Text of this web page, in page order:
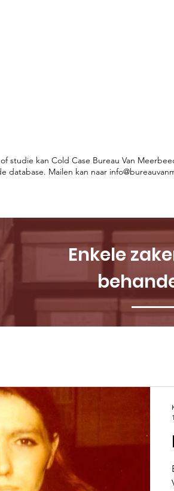
studie kan Cold Case Bureau Van
database. Mailen kan naar
Enkele